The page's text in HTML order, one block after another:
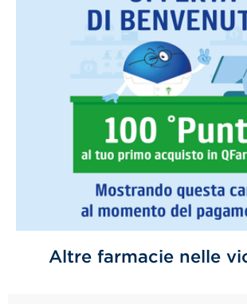
Altre farmacie nelle